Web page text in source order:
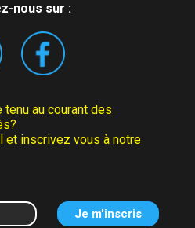
nous sur :
au courant des
et inscrivez vous à notre